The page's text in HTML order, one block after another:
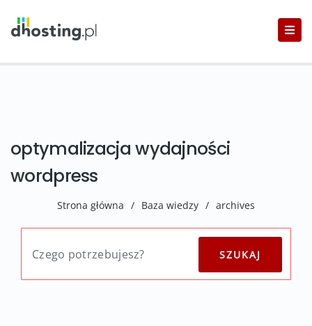
optymalizacja wydajności
wordpress
Strona główna / Baza wiedzy / archives